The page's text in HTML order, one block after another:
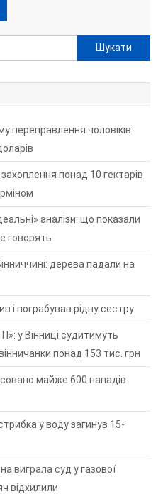
Пошук:
переправлення чоловіків
понад 10 гектарів
аналізи: що показали
говорять
дерева падали на
і пограбував рідну сестру
у Вінниці судитимуть
понад 153 тис. грн
майже 600 нападів
у воду загинув 15-
виграла суд у газової
відхилили